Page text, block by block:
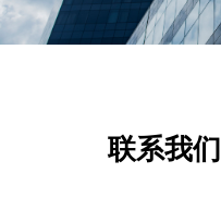
联系我们